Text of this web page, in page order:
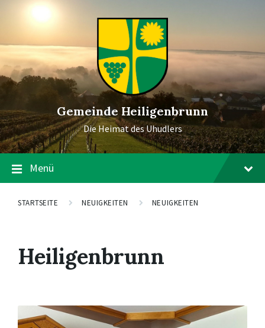
Gemeinde Heiligenbrunn
Die Heimat des Uhudlers
Menü
STARTSEITE NEUIGKEITEN NEUIGKEITEN
Heiligenbrunn
Weiterlesen